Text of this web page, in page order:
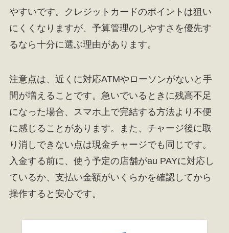
やすいです。クレジットカードのポイントは狙い
にくくなりますが、予算管理のしやすさを優先す
るなら十分に選ぶ理由があります。
注意点は、近くに対応ATMやローソンがないと手
間が増えることです。急いでいるときに残高不足
になった場合、スマホ上で完結する方法より不便
に感じることがあります。また、チャージ後に取
り消しできない点は現金チャージでも同じです。
入金する前に、使う予定の店舗がau PAYに対応し
ているか、支払い金額がいくらかを確認してから
操作すると安心です。